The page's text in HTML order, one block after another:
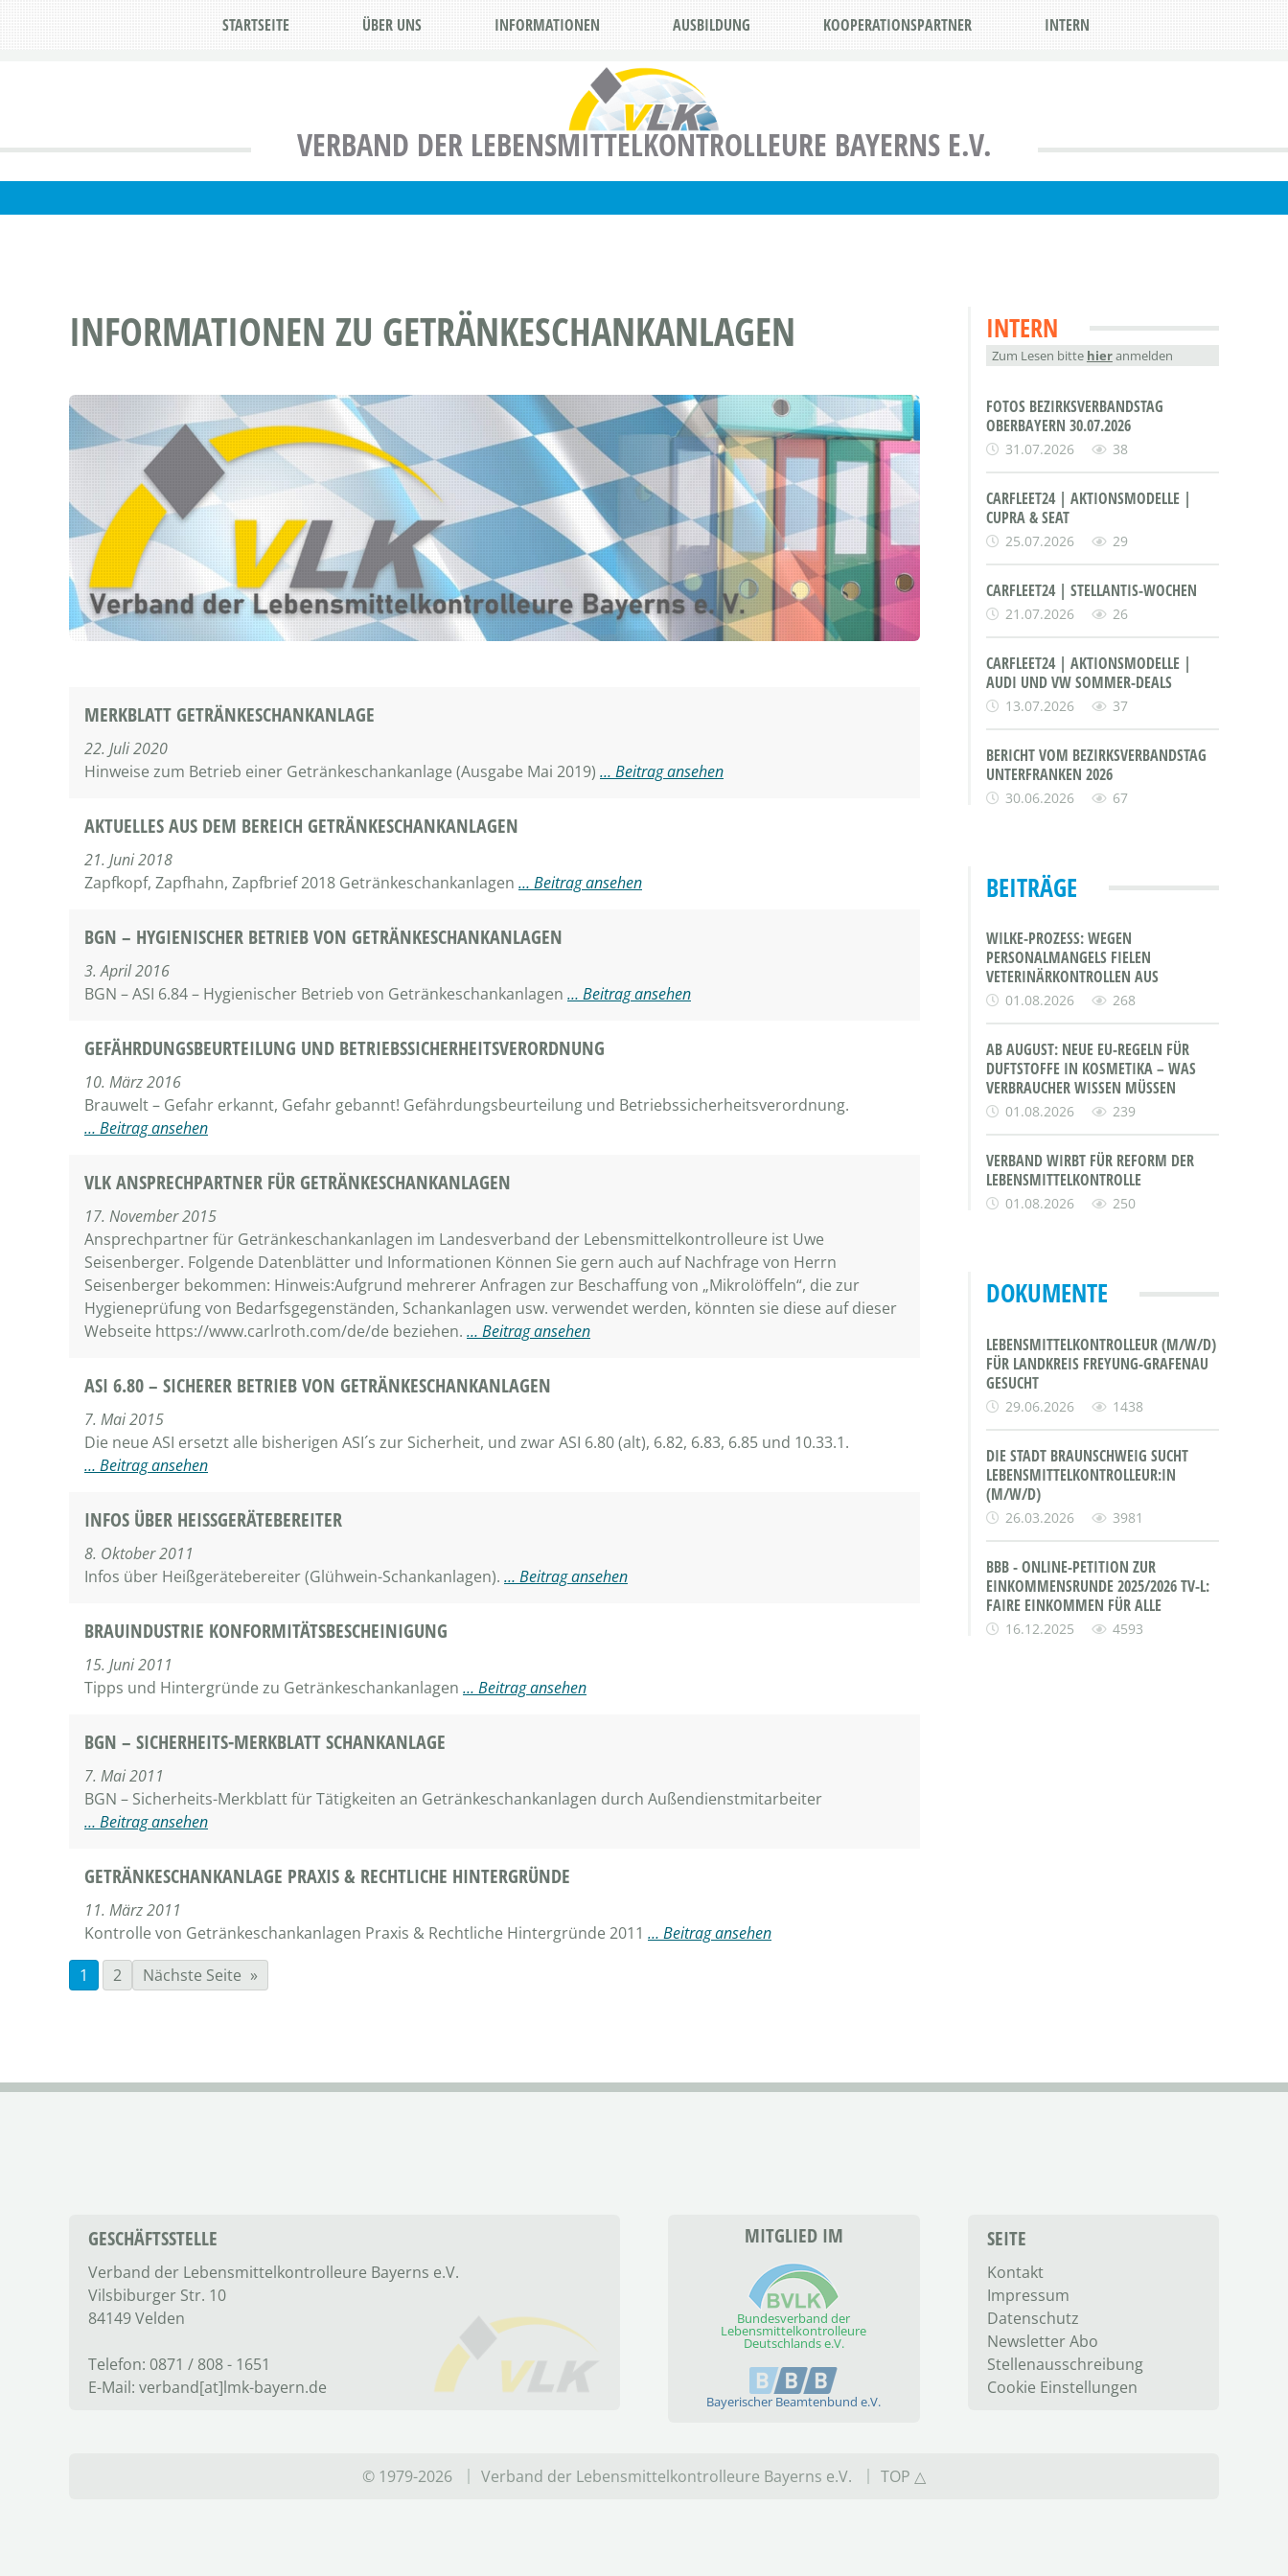
VERBAND DER LEBENSMITTELKONTROLLEURE BAYERNS E.V.
STARTSEITE ÜBER UNS INFORMATIONEN AUSBILDUNG KOOPERATIONSPARTNER INTERN
INFORMATIONEN ZU GETRÄNKESCHANKANLAGEN
MERKBLATT GETRÄNKESCHANKANLAGE
22. Juli 2020
Hinweise zum Betrieb einer Getränkeschankanlage (Ausgabe Mai 2019) … Beitrag ansehen
AKTUELLES AUS DEM BEREICH GETRÄNKESCHANKANLAGEN
21. Juni 2018
Zapfkopf, Zapfhahn, Zapfbrief 2018 Getränkeschankanlagen … Beitrag ansehen
BGN – HYGIENISCHER BETRIEB VON GETRÄNKESCHANKANLAGEN
3. April 2016
BGN – ASI 6.84 – Hygienischer Betrieb von Getränkeschankanlagen … Beitrag ansehen
GEFÄHRDUNGSBEURTEILUNG UND BETRIEBSSICHERHEITSVERORDNUNG
10. März 2016
Brauwelt – Gefahr erkannt, Gefahr gebannt! Gefährdungsbeurteilung und Betriebssicherheitsverordnung.
… Beitrag ansehen
VLK ANSPRECHPARTNER FÜR GETRÄNKESCHANKANLAGEN
17. November 2015
Ansprechpartner für Getränkeschankanlagen im Landesverband der Lebensmittelkontrolleure ist Uwe
Seisenberger. Folgende Datenblätter und Informationen Können Sie gern auch auf Nachfrage von Herrn
Seisenberger bekommen: Hinweis:Aufgrund mehrerer Anfragen zur Beschaffung von „Mikrolöffeln“, die zur
Hygieneprüfung von Bedarfsgegenständen, Schankanlagen usw. verwendet werden, könnten sie diese auf dieser
Webseite https://www.carlroth.com/de/de beziehen. … Beitrag ansehen
ASI 6.80 – SICHERER BETRIEB VON GETRÄNKESCHANKANLAGEN
7. Mai 2015
Die neue ASI ersetzt alle bisherigen ASI´s zur Sicherheit, und zwar ASI 6.80 (alt), 6.82, 6.83, 6.85 und 10.33.1.
… Beitrag ansehen
INFOS ÜBER HEISSGERÄTEBEREITER
8. Oktober 2011
Infos über Heißgerätebereiter (Glühwein-Schankanlagen). … Beitrag ansehen
BRAUINDUSTRIE KONFORMITÄTSBESCHEINIGUNG
15. Juni 2011
Tipps und Hintergründe zu Getränkeschankanlagen … Beitrag ansehen
BGN – SICHERHEITS-MERKBLATT SCHANKANLAGE
7. Mai 2011
BGN – Sicherheits-Merkblatt für Tätigkeiten an Getränkeschankanlagen durch Außendienstmitarbeiter
… Beitrag ansehen
GETRÄNKESCHANKANLAGE PRAXIS & RECHTLICHE HINTERGRÜNDE
11. März 2011
Kontrolle von Getränkeschankanlagen Praxis & Rechtliche Hintergründe 2011 … Beitrag ansehen
1
2 Nächste Seite »
INTERN
Zum Lesen bitte hieranmelden
FOTOS BEZIRKSVERBANDSTAG
OBERBAYERN 30.07.2026
31.07.2026 38
CARFLEET24 | AKTIONSMODELLE |
CUPRA & SEAT
25.07.2026 29
CARFLEET24 | STELLANTIS-WOCHEN
21.07.2026 26
CARFLEET24 | AKTIONSMODELLE |
AUDI UND VW SOMMER-DEALS
13.07.2026 37
BERICHT VOM BEZIRKSVERBANDSTAG
UNTERFRANKEN 2026
30.06.2026 67
BEITRÄGE
WILKE-PROZESS: WEGEN
PERSONALMANGELS FIELEN
VETERINÄRKONTROLLEN AUS
01.08.2026 268
AB AUGUST: NEUE EU-REGELN FÜR
DUFTSTOFFE IN KOSMETIKA – WAS
VERBRAUCHER WISSEN MÜSSEN
01.08.2026 239
VERBAND WIRBT FÜR REFORM DER
LEBENSMITTELKONTROLLE
01.08.2026 250
DOKUMENTE
LEBENSMITTELKONTROLLEUR (M/W/D)
FÜR LANDKREIS FREYUNG-GRAFENAU
GESUCHT
29.06.2026 1438
DIE STADT BRAUNSCHWEIG SUCHT
LEBENSMITTELKONTROLLEUR:IN
(M/W/D)
26.03.2026 3981
BBB - ONLINE-PETITION ZUR
EINKOMMENSRUNDE 2025/2026 TV-L:
FAIRE EINKOMMEN FÜR ALLE
16.12.2025 4593
GESCHÄFTSSTELLE
Verband der Lebensmittel­kontrolleure Bayerns e.V.
Vilsbiburger Str. 10
84149 Velden
Telefon: 0871 / 808 - 1651
E-Mail: verband[at]lmk-bayern.de
MITGLIED IM
Bundesverband der
Lebensmittelkontrolleure
Deutschlands e.V.
Bayerischer Beamtenbund e.V.
SEITE
Kontakt
Impressum
Datenschutz
Newsletter Abo
Stellenausschreibung
Cookie Einstellungen
© 1979-2026 Verband der Lebensmittel­kontrolleure Bayerns e.V. TOP △